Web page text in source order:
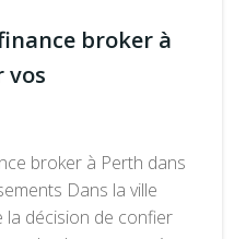
broker à
vos
broker à Perth dans
Dans la ville
la décision de confier